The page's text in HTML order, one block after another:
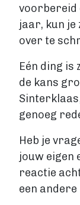
voorbereid
jaar, kun je
over te
Eén ding is
de kans
genoeg
Heb je
jouw eigen
reactie
een